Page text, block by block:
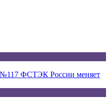
ФСТЭК России меняет